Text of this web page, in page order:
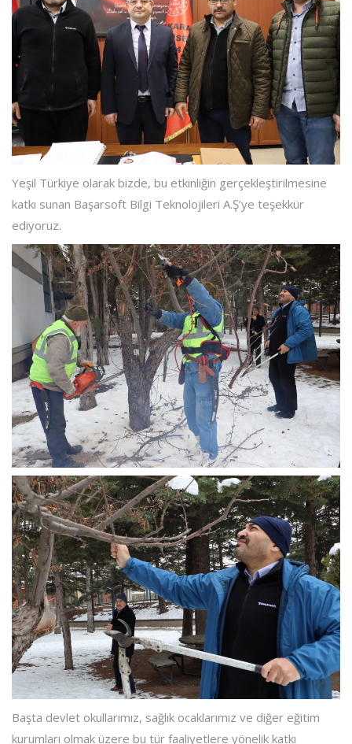
Yeşil Türkiye olarak bizde, bu etkinliğin gerçekleştirilmesine
katkı sunan Başarsoft Bilgi Teknolojileri A.Ş’ye teşekkür
ediyoruz.
Başta devlet okullarımız, sağlık ocaklarımız ve diğer eğitim
kurumları olmak üzere bu tür faaliyetlere yönelik katkı